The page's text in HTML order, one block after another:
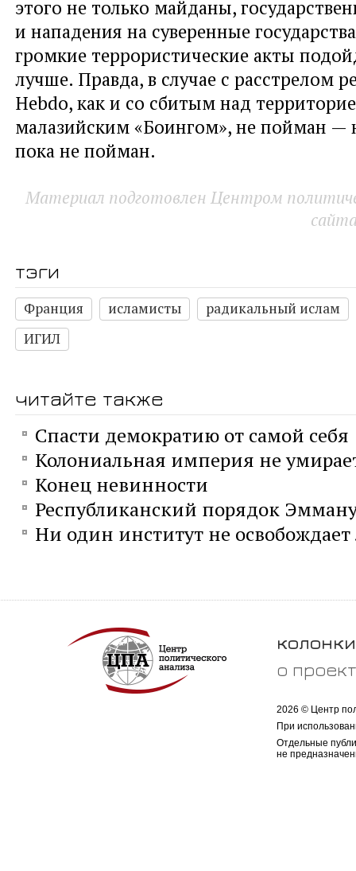
этого не только майданы,
и нападения на суверенные
громкие террористические акты
лучше. Правда, в случае с расстрелом
Hebdo, как и со сбитым над
малазийским «Боингом», не пойман —
пока не пойман.
Материал подготовлен Центром
тэги
Франция исламисты
радикальный ислам
ИГИЛ
читайте также
Спасти демократию от самой себя
Колониальная империя не
Конец невинности
Республиканский порядок
Ни один институт не
колонки
о
2026 © Центр
При
Отдельные
не